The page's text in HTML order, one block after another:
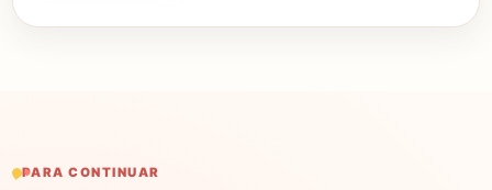
PARA CONTINUAR